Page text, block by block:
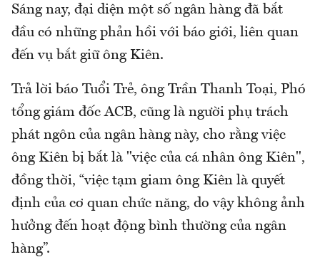
Sáng nay, đại diện một số ngân hàng đã bắt
đầu có những phản hồi với báo giới, liên quan
đến vụ bắt giữ ông Kiên.
Trả lời báo Tuổi Trẻ, ông Trần Thanh Toại, Phó
tổng giám đốc ACB, cũng là người phụ trách
phát ngôn của ngân hàng này, cho rằng việc
ông Kiên bị bắt là "việc của cá nhân ông Kiên",
đồng thời, “việc tạm giam ông Kiên là quyết
định của cơ quan chức năng, do vậy không ảnh
hưởng đến hoạt động bình thường của ngân
hàng”.